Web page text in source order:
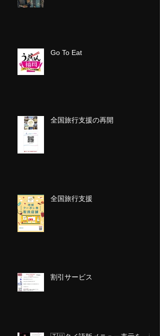
Go To Eat
全国旅行支援の再開
全国旅行支援
割引サービス